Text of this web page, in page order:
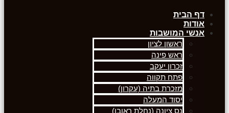
דף הבית
אודות
אנשי המושבות
ראשון לציון
ראש פינה
זכרון יעקב
פתח תקווה
מזכרת בתיה (עקרון)
יסוד המעלה
נס ציונה (נחלת ראובן)